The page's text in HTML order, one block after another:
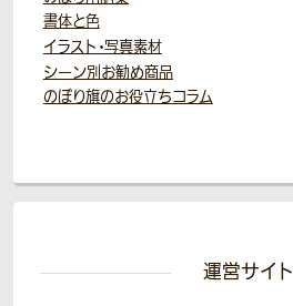
書体と色
イラスト・写真素材
シーン別お勧め商品
のぼり旗のお役立ちコラム
運営サイト